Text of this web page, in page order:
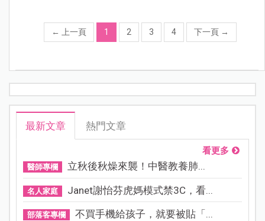
← 上一頁 1 2 3 4 下一頁 →
最新文章 熱門文章
看更多
醫師專欄 立秋後秋燥來襲！中醫教養肺...
名人家庭 Janet謝怡芬虎媽模式禁3C，看...
部落客專欄 不買手機給孩子，就要被貼「...